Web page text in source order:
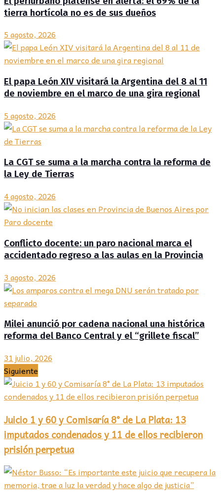
tierra hortícola no es de sus dueños
5 agosto, 2026
El papa León XIV visitará la Argentina del 8 al 11
de noviembre en el marco de una gira regional
5 agosto, 2026
La CGT se suma a la marcha contra la reforma de
la Ley de Tierras
4 agosto, 2026
Conflicto docente: un paro nacional marca el
accidentado regreso a las aulas en la Provincia
3 agosto, 2026
Milei anunció por cadena nacional una histórica
reforma del Banco Central y el “grillete fiscal”
31 julio, 2026
Siguiente
Juicio 1 y 60 y Comisaría 8° de La Plata: 13
imputados condenados y 11 de ellos recibieron
prisión perpetua